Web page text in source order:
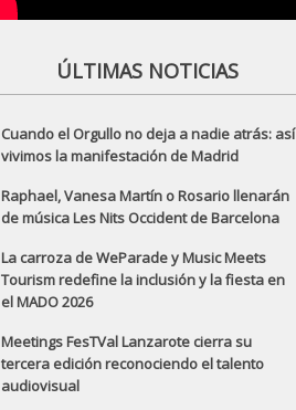
ÚLTIMAS NOTICIAS
Cuando el Orgullo no deja a nadie atrás: así
vivimos la manifestación de Madrid
Raphael, Vanesa Martín o Rosario llenarán
de música Les Nits Occident de Barcelona
La carroza de WeParade y Music Meets
Tourism redefine la inclusión y la fiesta en
el MADO 2026
Meetings FesTVal Lanzarote cierra su
tercera edición reconociendo el talento
audiovisual